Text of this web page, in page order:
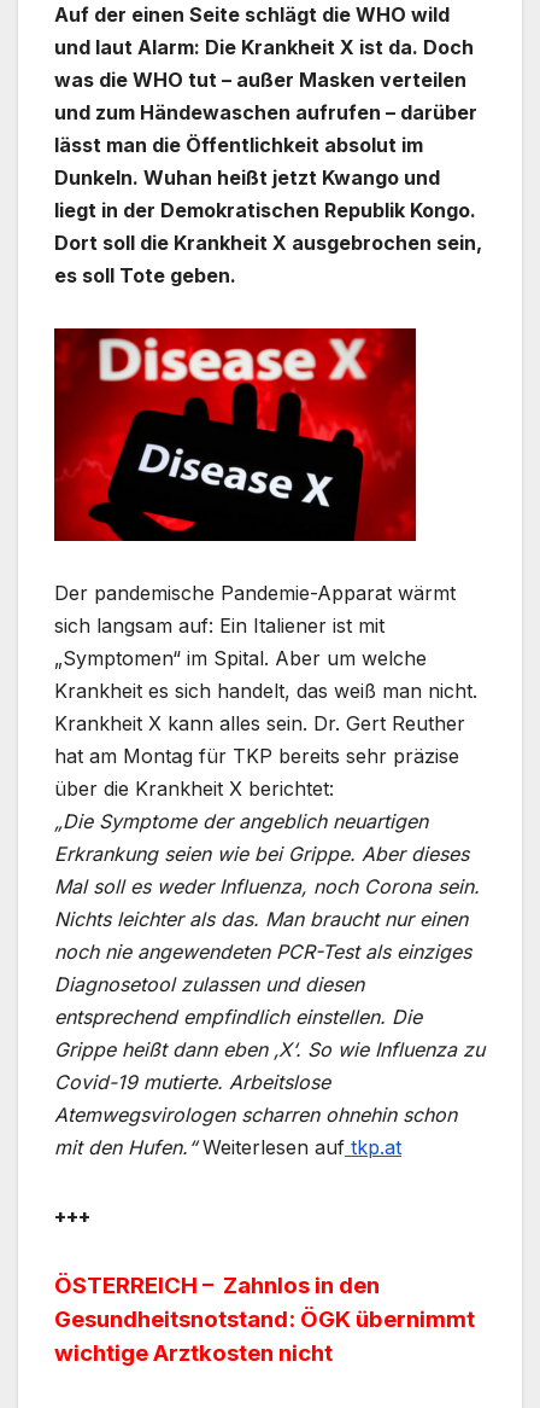
Auf der einen Seite schlägt die WHO wild
und laut Alarm: Die Krankheit X ist da. Doch
was die WHO tut – außer Masken verteilen
und zum Händewaschen aufrufen – darüber
lässt man die Öffentlichkeit absolut im
Dunkeln. Wuhan heißt jetzt Kwango und
liegt in der Demokratischen Republik Kongo.
Dort soll die Krankheit X ausgebrochen sein,
es soll Tote geben.
Der pandemische Pandemie-Apparat wärmt
sich langsam auf: Ein Italiener ist mit
„Symptomen“ im Spital. Aber um welche
Krankheit es sich handelt, das weiß man nicht.
Krankheit X kann alles sein. Dr. Gert Reuther
hat am Montag für TKP bereits sehr präzise
über die Krankheit X berichtet:
„Die Symptome der angeblich neuartigen
Erkrankung seien wie bei Grippe. Aber dieses
Mal soll es weder Influenza, noch Corona sein.
Nichts leichter als das. Man braucht nur einen
noch nie angewendeten PCR-Test als einziges
Diagnosetool zulassen und diesen
entsprechend empfindlich einstellen. Die
Grippe heißt dann eben ‚X‘. So wie Influenza zu
Covid-19 mutierte. Arbeitslose
Atemwegsvirologen scharren ohnehin schon
mit den Hufen.“Weiterlesen auf tkp.at
+++
ÖSTERREICH – Zahnlos in den
Gesundheitsnotstand: ÖGK übernimmt
wichtige Arztkosten nicht